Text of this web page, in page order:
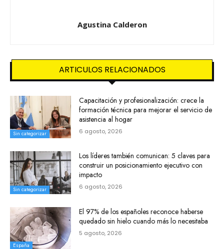
Agustina Calderon
ARTICULOS RELACIONADOS
Sin categorizar
Capacitación y profesionalización: crece la
formación técnica para mejorar el servicio de
asistencia al hogar
6 agosto, 2026
Sin categorizar
Los líderes también comunican: 5 claves para
construir un posicionamiento ejecutivo con
impacto
6 agosto, 2026
España
El 97% de los españoles reconoce haberse
quedado sin hielo cuando más lo necesitaba
5 agosto, 2026